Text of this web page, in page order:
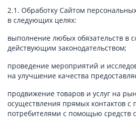
2.1. Обработку Сайтом
в следующих целях:
выполнение любых обязательств в
действующим законодательством;
проведение мероприятий и
на улучшение качества
продвижение товаров и услуг на
осуществления прямых контактов
потребителями с помощью средств